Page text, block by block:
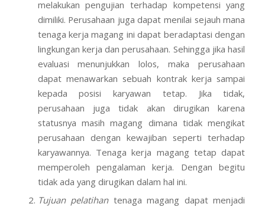
melakukan pengujian terhadap kompetensi yang
dimiliki. Perusahaan juga dapat menilai sejauh mana
tenaga kerja magang ini dapat beradaptasi dengan
lingkungan kerja dan perusahaan. Sehingga jika hasil
evaluasi menunjukkan lolos, maka perusahaan
dapat menawarkan sebuah kontrak kerja sampai
kepada posisi karyawan tetap. Jika tidak,
perusahaan juga tidak akan dirugikan karena
statusnya masih magang dimana tidak mengikat
perusahaan dengan kewajiban seperti terhadap
karyawannya. Tenaga kerja magang tetap dapat
memperoleh pengalaman kerja. Dengan begitu
tidak ada yang dirugikan dalam hal ini.
Tujuan pelatihantenaga magang dapat menjadi